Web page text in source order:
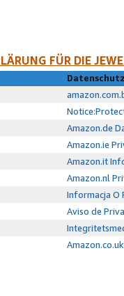
FÜR DIE
Amazon.de
Amazon.ie
Amazon.it
Amazon.nl
Informacja O
Aviso de